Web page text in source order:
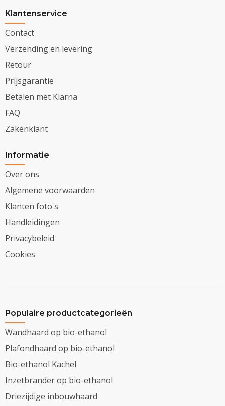
Klantenservice
Contact
Verzending en levering
Retour
Prijsgarantie
Betalen met Klarna
FAQ
Zakenklant
Informatie
Over ons
Algemene voorwaarden
Klanten foto's
Handleidingen
Privacybeleid
Cookies
Populaire productcategorieën
Wandhaard op bio-ethanol
Plafondhaard op bio-ethanol
Bio-ethanol Kachel
Inzetbrander op bio-ethanol
Driezijdige inbouwhaard